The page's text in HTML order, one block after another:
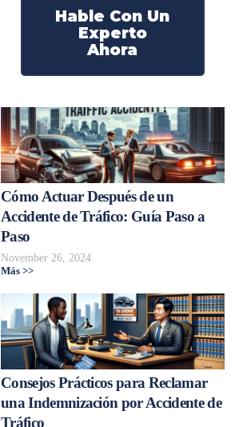
Hable Con Un
Experto
Ahora
Cómo Actuar Después de un
Accidente de Tráfico: Guía Paso a
Paso
November 26, 2024
Más >>
Consejos Prácticos para Reclamar
una Indemnización por Accidente de
Tráfico